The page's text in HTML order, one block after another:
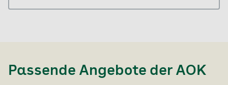
Passende Angebote der AOK